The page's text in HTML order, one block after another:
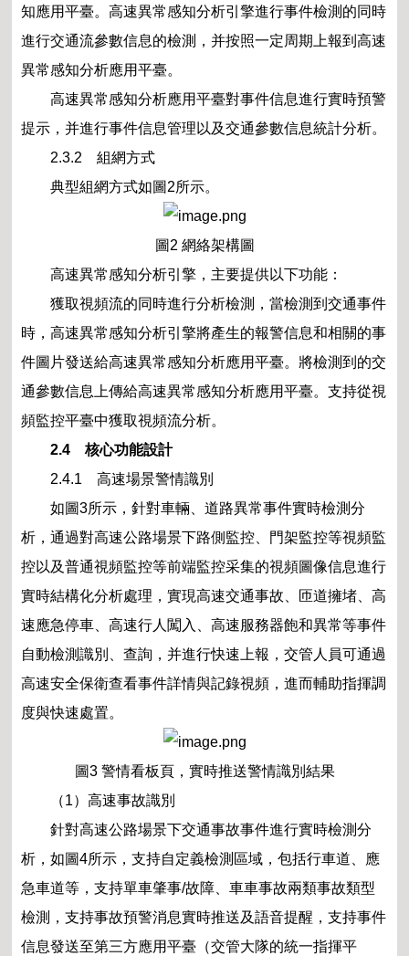
知應用平臺。高速異常感知分析引擎進行事件檢測的同時
進行交通流參數信息的檢測，并按照一定周期上報到高速
異常感知分析應用平臺。
高速異常感知分析應用平臺對事件信息進行實時預警
提示，并進行事件信息管理以及交通參數信息統計分析。
2.3.2 組網方式
典型組網方式如圖2所示。
圖2 網絡架構圖
高速異常感知分析引擎，主要提供以下功能：
獲取視頻流的同時進行分析檢測，當檢測到交通事件
時，高速異常感知分析引擎將產生的報警信息和相關的事
件圖片發送給高速異常感知分析應用平臺。將檢測到的交
通參數信息上傳給高速異常感知分析應用平臺。支持從視
頻監控平臺中獲取視頻流分析。
2.4 核心功能設計
2.4.1 高速場景警情識別
如圖3所示，針對車輛、道路異常事件實時檢測分
析，通過對高速公路場景下路側監控、門架監控等視頻監
控以及普通視頻監控等前端監控采集的視頻圖像信息進行
實時結構化分析處理，實現高速交通事故、匝道擁堵、高
速應急停車、高速行人闖入、高速服務器飽和異常等事件
自動檢測識別、查詢，并進行快速上報，交管人員可通過
高速安全保衛查看事件詳情與記錄視頻，進而輔助指揮調
度與快速處置。
圖3 警情看板頁，實時推送警情識別結果
（1）高速事故識別
針對高速公路場景下交通事故事件進行實時檢測分
析，如圖4所示，支持自定義檢測區域，包括行車道、應
急車道等，支持單車肇事/故障、車車事故兩類事故類型
檢測，支持事故預警消息實時推送及語音提醒，支持事件
信息發送至第三方應用平臺（交管大隊的統一指揮平